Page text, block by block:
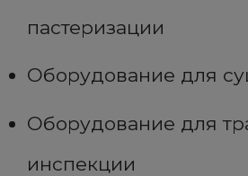
пастеризации
Оборудование для
Оборудование для
инспекции